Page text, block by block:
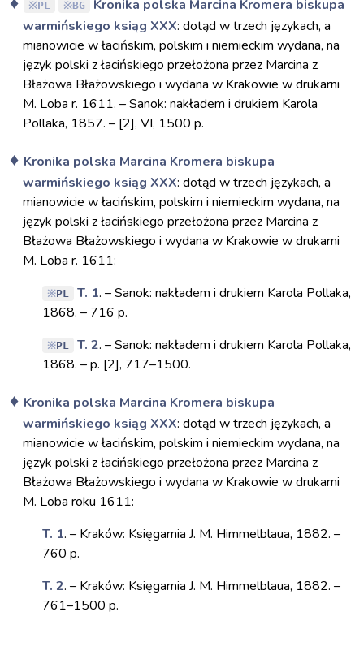
PL BG
Kronika polska Marcina Kromera biskupa
warmińskiego ksiąg XXX: dotąd w trzech językach, a
mianowicie w łacińskim, polskim i niemieckim wydana, na
język polski z łacińskiego przełożona przez Marcina z
Błażowa Błażowskiego i wydana w Krakowie w drukarni
M. Loba r. 1611. – Sanok: nakładem i drukiem Karola
Pollaka, 1857. – [2], VI, 1500 p.
Kronika polska Marcina Kromera biskupa
warmińskiego ksiąg XXX: dotąd w trzech językach, a
mianowicie w łacińskim, polskim i niemieckim wydana, na
język polski z łacińskiego przełożona przez Marcina z
Błażowa Błażowskiego i wydana w Krakowie w drukarni
M. Loba r. 1611:
PL T. 1. – Sanok: nakładem i drukiem Karola Pollaka,
1868. – 716 p.
PL T. 2. – Sanok: nakładem i drukiem Karola Pollaka,
1868. – p. [2], 717–1500.
Kronika polska Marcina Kromera biskupa
warmińskiego ksiąg XXX: dotąd w trzech językach, a
mianowicie w łacińskim, polskim i niemieckim wydana, na
język polski z łacińskiego przełożona przez Marcina z
Błażowa Błażowskiego i wydana w Krakowie w drukarni
M. Loba roku 1611:
T. 1. – Kraków: Księgarnia J. M. Himmelblaua, 1882. –
760 p.
T. 2. – Kraków: Księgarnia J. M. Himmelblaua, 1882. –
761–1500 p.